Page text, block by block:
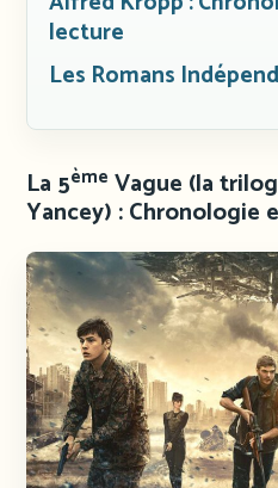
lecture
Les Romans
La 5ème Vague (la
Yancey) : Chronologie